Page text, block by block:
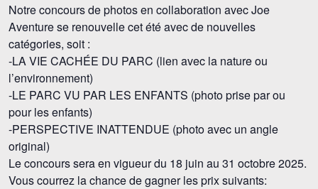
Notre concours de photos en collaboration avec Joe
Aventure se renouvelle cet été avec de nouvelles
catégories, soit :
-LA VIE CACHÉE DU PARC (lien avec la nature ou
l’environnement)
-LE PARC VU PAR LES ENFANTS (photo prise par ou
pour les enfants)
-PERSPECTIVE INATTENDUE (photo avec un angle
original)
Le concours sera en vigueur du 18 juin au 31 octobre 2025.
Vous courrez la chance de gagner les prix suivants: